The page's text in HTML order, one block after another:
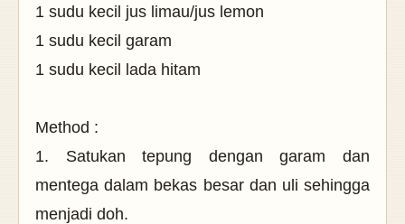
1 sudu kecil jus limau/jus lemon
1 sudu kecil garam
1 sudu kecil lada hitam
Method :
1. Satukan tepung dengan garam dan
mentega dalam bekas besar dan uli sehingga
menjadi doh.